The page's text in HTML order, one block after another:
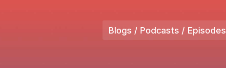
Blogs / Podcasts / Episodes